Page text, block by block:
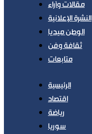
مقالات وآراء
النشرة الإعلانية
الوطن ميديا
ثقافة وفن
متابعات
الرئيسية
اقتصاد
رياضة
سوريا